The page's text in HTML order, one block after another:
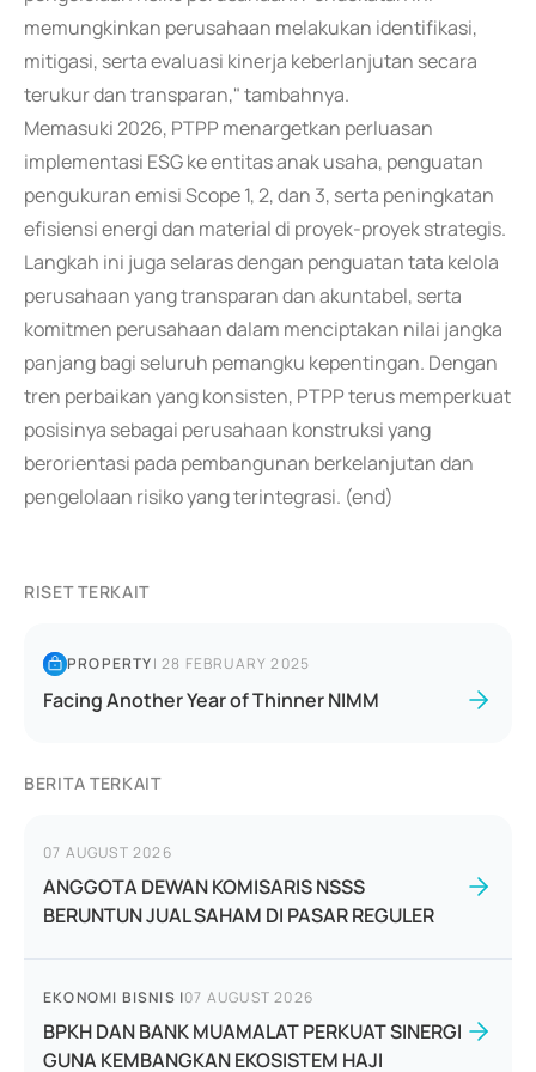
memungkinkan perusahaan melakukan identifikasi,
mitigasi, serta evaluasi kinerja keberlanjutan secara
terukur dan transparan," tambahnya.
Memasuki 2026, PTPP menargetkan perluasan
implementasi ESG ke entitas anak usaha, penguatan
pengukuran emisi Scope 1, 2, dan 3, serta peningkatan
efisiensi energi dan material di proyek-proyek strategis.
Langkah ini juga selaras dengan penguatan tata kelola
perusahaan yang transparan dan akuntabel, serta
komitmen perusahaan dalam menciptakan nilai jangka
panjang bagi seluruh pemangku kepentingan. Dengan
tren perbaikan yang konsisten, PTPP terus memperkuat
posisinya sebagai perusahaan konstruksi yang
berorientasi pada pembangunan berkelanjutan dan
pengelolaan risiko yang terintegrasi. (end)
RISET TERKAIT
PROPERTY|28 FEBRUARY 2025
Facing Another Year of Thinner NIMM
BERITA TERKAIT
07 AUGUST 2026
ANGGOTA DEWAN KOMISARIS NSSS
BERUNTUN JUAL SAHAM DI PASAR REGULER
EKONOMI BISNIS |07 AUGUST 2026
BPKH DAN BANK MUAMALAT PERKUAT SINERGI
GUNA KEMBANGKAN EKOSISTEM HAJI